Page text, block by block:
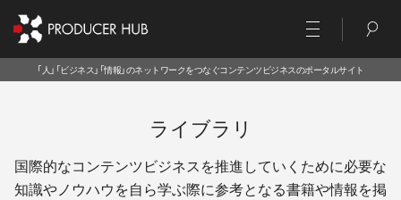
「人」「ビジネス」「情報」のネットワークをつなぐコンテンツビジネスのポータルサイト
ライブラリ
国際的なコンテンツビジネスを推進していくために必要な
知識やノウハウを自ら学ぶ際に参考となる書籍や情報を掲